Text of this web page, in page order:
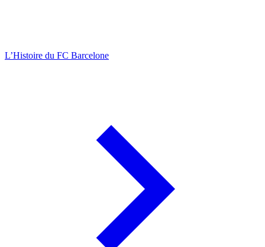
L’Histoire du FC Barcelone